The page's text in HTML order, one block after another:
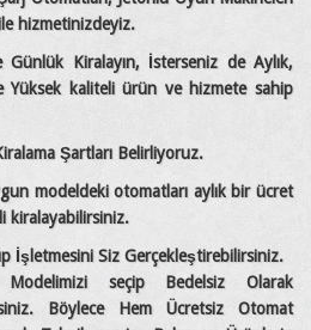
hizmetinizdeyiz.
Kiralayın, İsterseniz de Aylık,
Yüksek kaliteli ürün ve hizmete sahip
Şartları Belirliyoruz.
modeldeki otomatları aylık bir ücret
kiralayabilirsiniz.
İşletmesini Siz Gerçekleştirebilirsiniz.
seçip Bedelsiz Olarak
Böylece Hem Ücretsiz Otomat